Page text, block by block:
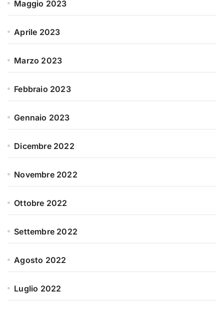
Maggio 2023
Aprile 2023
Marzo 2023
Febbraio 2023
Gennaio 2023
Dicembre 2022
Novembre 2022
Ottobre 2022
Settembre 2022
Agosto 2022
Luglio 2022